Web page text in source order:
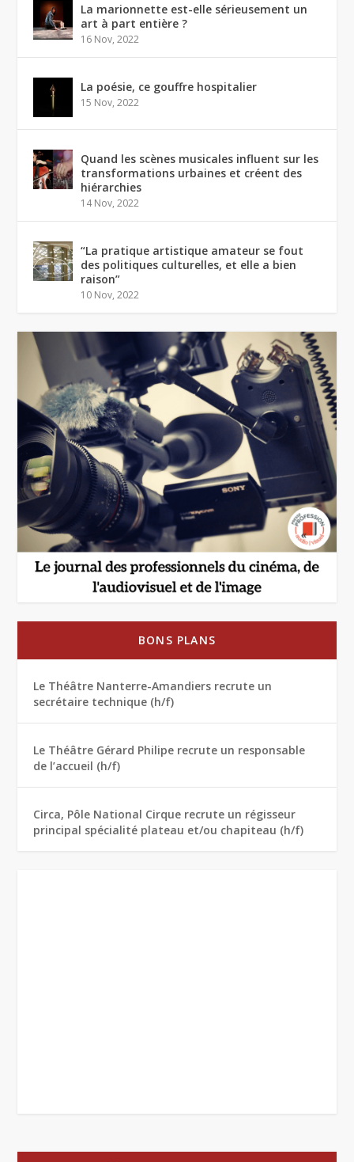
La marionnette est-elle sérieusement un
art à part entière ?
16 Nov, 2022
La poésie, ce gouffre hospitalier
15 Nov, 2022
Quand les scènes musicales influent sur les
transformations urbaines et créent des
hiérarchies
14 Nov, 2022
“La pratique artistique amateur se fout
des politiques culturelles, et elle a bien
raison”
10 Nov, 2022
BONS PLANS
Le Théâtre Nanterre-Amandiers recrute un
secrétaire technique (h/f)
Le Théâtre Gérard Philipe recrute un responsable
de l’accueil (h/f)
Circa, Pôle National Cirque recrute un régisseur
principal spécialité plateau et/ou chapiteau (h/f)